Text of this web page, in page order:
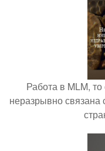
Работа в MLM,
неразрывно связана